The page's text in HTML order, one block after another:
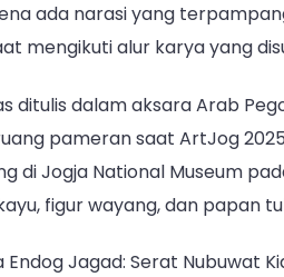
ada narasi yang
mengikuti alur karya yang
ditulis dalam aksara Arab
pameran saat ArtJog
di Jogja National Museum
figur wayang, dan papan
Jagad: Serat Nubuwat